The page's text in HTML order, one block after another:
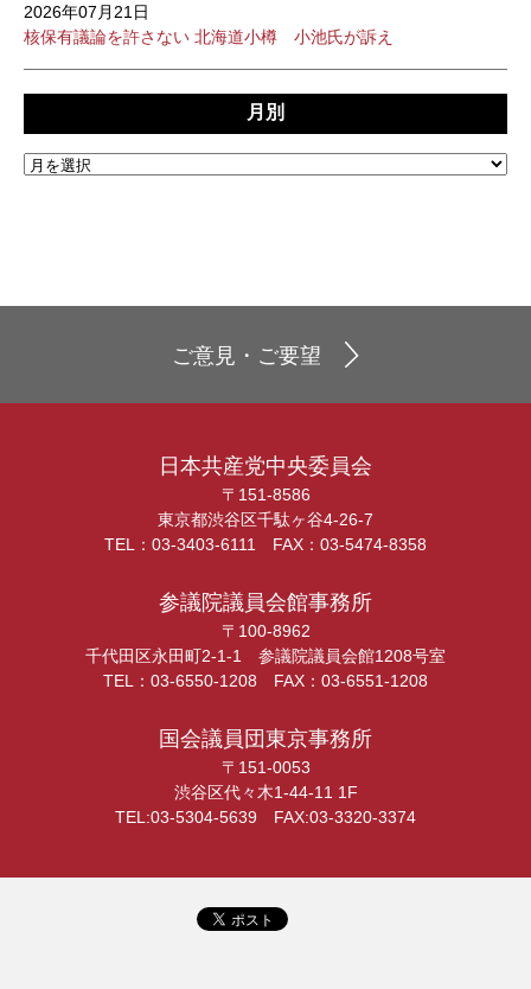
2026年07月21日
核保有議論を許さない 北海道小樽 小池氏が訴え
月別
ご意見・ご要望
日本共産党中央委員会
〒151-8586
東京都渋谷区千駄ヶ谷4-26-7
TEL：03-3403-6111 FAX：03-5474-8358
参議院議員会館事務所
〒100-8962
千代田区永田町2-1-1 参議院議員会館1208号室
TEL：03-6550-1208 FAX：03-6551-1208
国会議員団東京事務所
〒151-0053
渋谷区代々木1-44-11 1F
TEL:03-5304-5639 FAX:03-3320-3374